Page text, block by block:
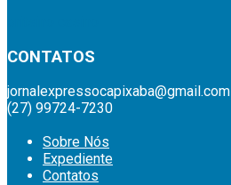
CONTATOS
jornalexpressocapixaba@gmail.com
(27) 99724-7230
Sobre Nós
Expediente
Contatos